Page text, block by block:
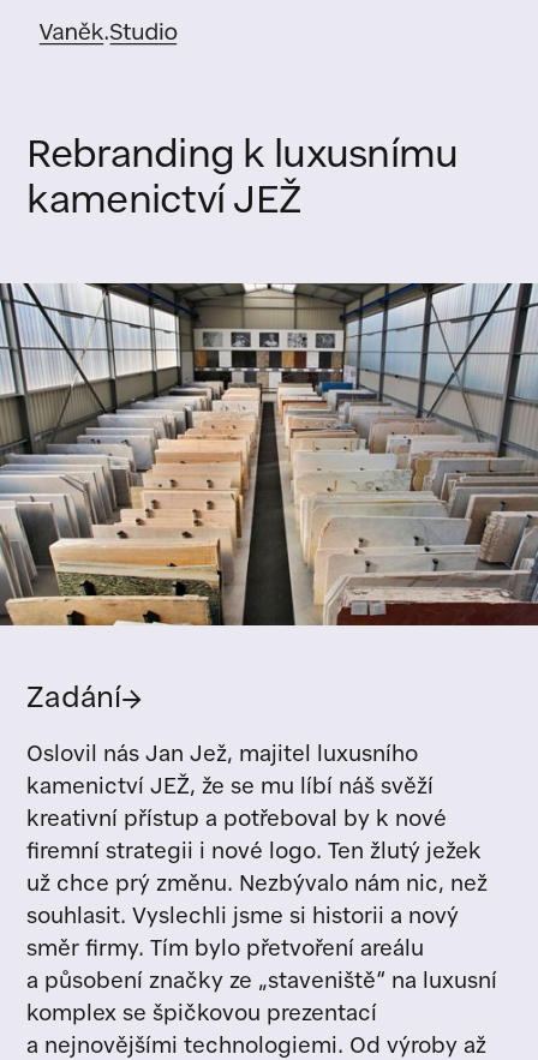
Rebranding k luxusnímu
kamenictví JEŽ
Zadání→
Oslovil nás Jan Jež, majitel luxusního
kamenictví JEŽ, že se mu líbí náš svěží
kreativní přístup a potřeboval by k nové
firemní strategii i nové logo. Ten žlutý ježek
už chce prý změnu. Nezbývalo nám nic, než
souhlasit. Vyslechli jsme si historii a nový
směr firmy. Tím bylo přetvoření areálu
a působení značky ze „staveniště“ na luxusní
komplex se špičkovou prezentací
a nejnovějšími technologiemi. Od výroby až